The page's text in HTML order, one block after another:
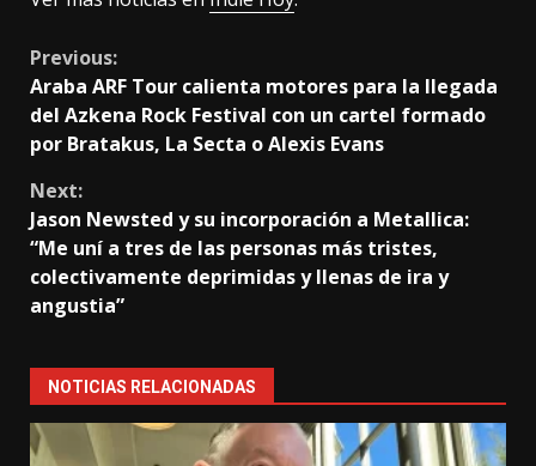
Continue
Reading
Previous:
Araba ARF Tour calienta motores para la llegada
del Azkena Rock Festival con un cartel formado
por Bratakus, La Secta o Alexis Evans
Next:
Jason Newsted y su incorporación a Metallica:
“Me uní a tres de las personas más tristes,
colectivamente deprimidas y llenas de ira y
angustia”
NOTICIAS RELACIONADAS